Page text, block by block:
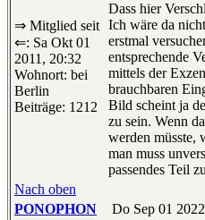
⇒ Mitglied seit
⇐: Sa Okt 01
2011, 20:32
Wohnort: bei
Berlin
Beiträge: 1212
Dass hier
Ich wäre da
erstmal
entsprechende
mittels der
brauchbaren
Bild scheint ja
zu sein. Wenn
werden müsste,
man muss
passendes Teil
Nach oben
PONOPHON
Do Sep 01